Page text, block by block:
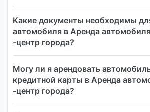
Какие документы необходимы
автомобиля в Аренда
-центр города?
Могу ли я арендовать
кредитной карты в Аренда
-центр города?